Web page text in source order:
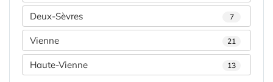
Deux-Sèvres 7
Vienne 21
Haute-Vienne 13